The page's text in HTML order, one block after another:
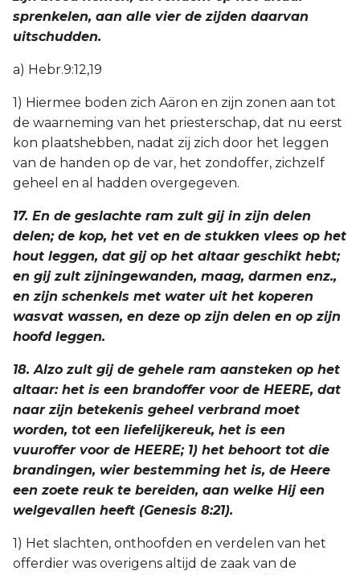
sprenkelen, aan alle vier de zijden daarvan
uitschudden.
a) Hebr.9:12,19
1) Hiermee boden zich Aäron en zijn zonen aan tot
de waarneming van het priesterschap, dat nu eerst
kon plaatshebben, nadat zij zich door het leggen
van de handen op de var, het zondoffer, zichzelf
geheel en al hadden overgegeven.
17. En de geslachte ram zult gij in zijn delen
delen; de kop, het vet en de stukken vlees op het
hout leggen, dat gij op het altaar geschikt hebt;
en gij zult zijningewanden, maag, darmen enz.,
en zijn schenkels met water uit het koperen
wasvat wassen, en deze op zijn delen en op zijn
hoofd leggen.
18. Alzo zult gij de gehele ram aansteken op het
altaar: het is een brandoffer voor de HEERE, dat
naar zijn betekenis geheel verbrand moet
worden, tot een liefelijkereuk, het is een
vuuroffer voor de HEERE; 1) het behoort tot die
brandingen, wier bestemming het is, de Heere
een zoete reuk te bereiden, aan welke Hij een
welgevallen heeft (Genesis 8:21).
1) Het slachten, onthoofden en verdelen van het
offerdier was overigens altijd de zaak van de